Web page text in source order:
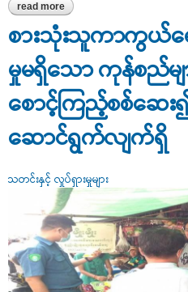
read more about အခြေခံအကျဆုံး စ
သတင်းအချက်အလက်
စားသုံးသူကာကွယ်ရ
မှုမရှိသော ကုန်စည်မ
စောင့်ကြည့်စစ်ဆေး
ဆောင်ရွက်လျက်ရှိ
သတင်းနှင့် လှုပ်ရှားမှုများ